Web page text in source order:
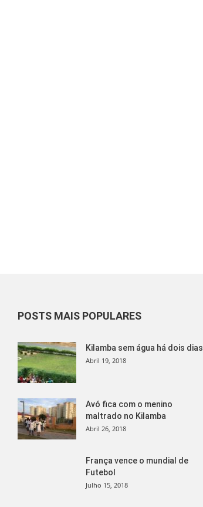
POSTS MAIS POPULARES
Kilamba sem água há dois dias
Abril 19, 2018
Avó fica com o menino
maltrado no Kilamba
Abril 26, 2018
França vence o mundial de
Futebol
Julho 15, 2018